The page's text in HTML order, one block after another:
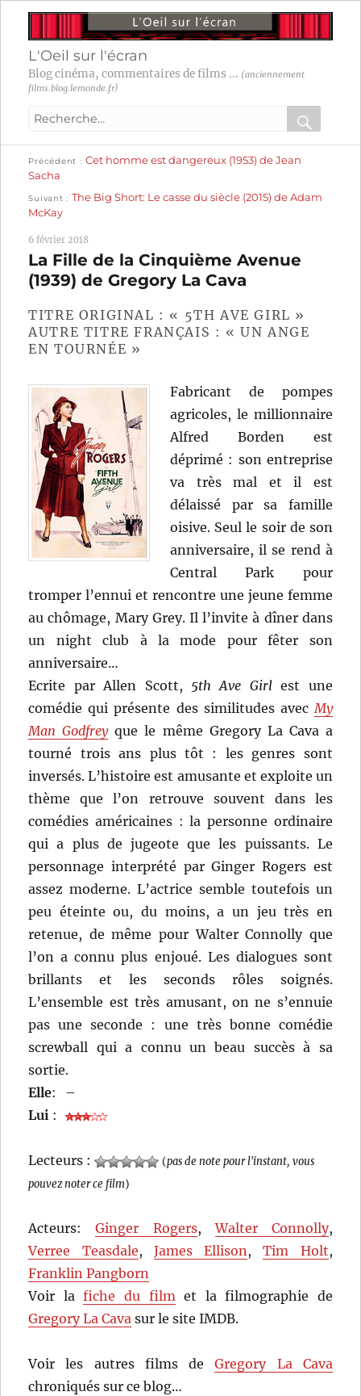
L'Oeil sur l'écran
Blog cinéma, commentaires de films ... (anciennement
films.blog.lemonde.fr)
Recherche
:
OK
Navigation
de
Précédent
précédente :
Cet homme est dangereux (1953) de Jean
Sacha
Suivant
suivante :
The Big Short: Le casse du siècle (2015) de Adam
McKay
6 février 2018
La Fille de la Cinquième Avenue
(1939) de Gregory La Cava
TITRE ORIGINAL : « 5TH AVE GIRL »
AUTRE TITRE FRANÇAIS : « UN ANGE
EN TOURNÉE »
Fabricant de pompes
agricoles, le millionnaire
Alfred Borden est
déprimé : son entreprise
va très mal et il est
délaissé par sa famille
oisive. Seul le soir de son
anniversaire, il se rend à
Central Park pour
tromper l’ennui et rencontre une jeune femme
au chômage, Mary Grey. Il l’invite à dîner dans
un night club à la mode pour fêter son
anniversaire…
Ecrite par Allen Scott, 5th Ave Girlest une
comédie qui présente des similitudes avecMy
Man Godfreyque le même Gregory La Cava a
tourné trois ans plus tôt : les genres sont
inversés. L’histoire est amusante et exploite un
thème que l’on retrouve souvent dans les
comédies américaines : la personne ordinaire
qui a plus de jugeote que les puissants. Le
personnage interprété par Ginger Rogers est
assez moderne. L’actrice semble toutefois un
peu éteinte ou, du moins, a un jeu très en
retenue, de même pour Walter Connolly que
l’on a connu plus enjoué. Les dialogues sont
brillants et les seconds rôles soignés.
L’ensemble est très amusant, on ne s’ennuie
pas une seconde : une très bonne comédie
screwball qui a connu un beau succès à sa
sortie.
Elle:
–
Lui :
Lecteurs : (pas de note pour l'instant, vous
pouvez noter ce film)
Acteurs:Ginger Rogers,Walter Connolly,
Verree Teasdale, James Ellison,Tim Holt,
Franklin Pangborn
Voir lafiche du filmet la filmographie de
Gregory La Cava sur le site IMDB.
Voir les autres films deGregory La Cava
chroniqués sur ce blog…